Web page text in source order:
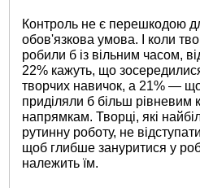
Контроль не є перешкодою
обов'язкова умова. І коли
робили б із вільним часом,
22% кажуть, що
творчих навичок, а 21% —
приділяли б більш рівневим
напрямкам. Творці, які
рутинну роботу, не
щоб глибше зануритися у
належить їм.